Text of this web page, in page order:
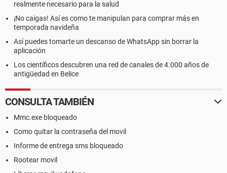
realmente necesario para la salud
¡No caigas! Así es como te manipulan para comprar más en
temporada navideña
Así puedes tomarte un descanso de WhatsApp sin borrar la
aplicación
Los científicos descubren una red de canales de 4.000 años de
antigüedad en Belice
CONSULTA TAMBIÉN
Mmc.exe bloqueado
Como quitar la contraseña del movil
Informe de entrega sms bloqueado
Rootear movil